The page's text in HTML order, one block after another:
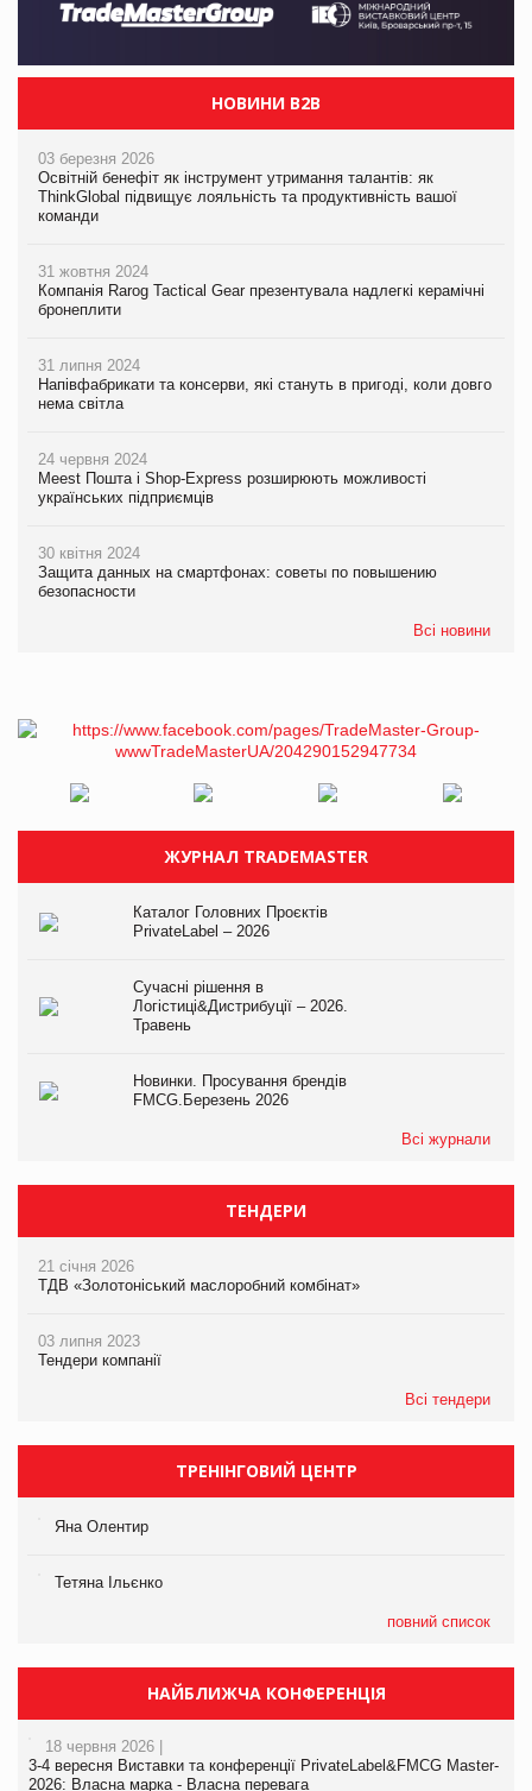
НОВИНИ B2B
03 березня 2026
Освітній бенефіт як інструмент утримання талантів: як
ThinkGlobal підвищує лояльність та продуктивність вашої
команди
31 жовтня 2024
Компанія Rarog Tactical Gear презентувала надлегкі керамічні
бронеплити
31 липня 2024
Напівфабрикати та консерви, які стануть в пригоді, коли довго
нема світла
24 червня 2024
Meest Пошта і Shop-Express розширюють можливості
українських підприємців
30 квітня 2024
Защита данных на смартфонах: советы по повышению
безопасности
Всі новини
ЖУРНАЛ TRADEMASTER
Каталог Головних Проєктів
PrivateLabel – 2026
Сучасні рішення в
Логістиці&Дистрибуції – 2026.
Травень
Новинки. Просування брендів
FMCG.Березень 2026
Всі журнали
ТЕНДЕРИ
21 січня 2026
ТДВ «Золотоніський маслоробний комбінат»
03 липня 2023
Тендери компанії
Всі тендери
ТРЕНІНГОВИЙ ЦЕНТР
Яна Олентир
Тетяна Ільєнко
повний список
НАЙБЛИЖЧА КОНФЕРЕНЦІЯ
18 червня 2026 |
3-4 вересня Виставки та конференції PrivateLabel&FMCG Master-
2026: Власна марка - Власна перевага